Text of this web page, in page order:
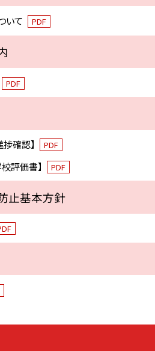
いて PDF
PDF
確認】 PDF
評価書】 PDF
止基本方針